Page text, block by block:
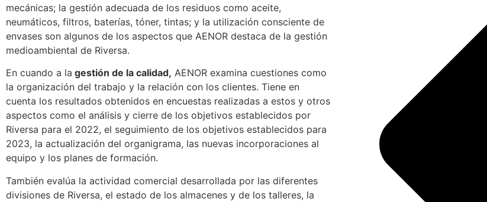
mecánicas; la gestión adecuada de los residuos como aceite,
neumáticos, filtros, baterías, tóner, tintas; y la utilización consciente de
envases son algunos de los aspectos que AENOR destaca de la gestión
medioambiental de Riversa.
En cuando a la gestión de la calidad, AENOR examina cuestiones como
la organización del trabajo y la relación con los clientes. Tiene en
cuenta los resultados obtenidos en encuestas realizadas a estos y otros
aspectos como el análisis y cierre de los objetivos establecidos por
Riversa para el 2022, el seguimiento de los objetivos establecidos para
2023, la actualización del organigrama, las nuevas incorporaciones al
equipo y los planes de formación.
También evalúa la actividad comercial desarrollada por las diferentes
divisiones de Riversa, el estado de los almacenes y de los talleres, la